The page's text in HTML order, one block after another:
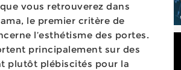
vous retrouverez dans
le premier critère de
l’esthétisme des portes.
principalement sur des
plutôt plébiscités pour la